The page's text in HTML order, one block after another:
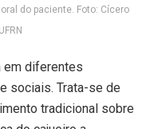
do paciente. Foto: Cícero
em diferentes
sociais. Trata-se de
tradicional sobre